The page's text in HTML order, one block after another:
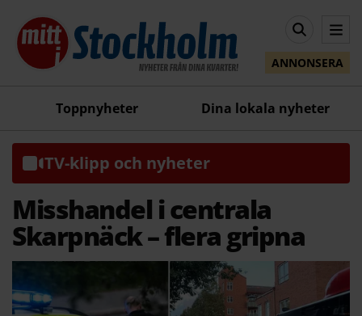
ANNONSERA
Toppnyheter Dina lokala nyheter
TV-klipp och nyheter
Misshandel i centrala
Skarpnäck – flera gripna